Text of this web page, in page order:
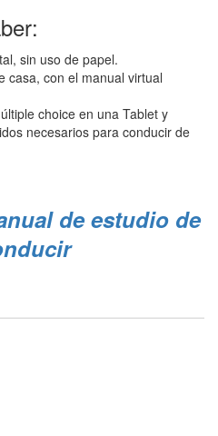
sin uso de papel.
casa, con el manual virtual
choice en una Tablet y
necesarios para conducir de
de estudio de